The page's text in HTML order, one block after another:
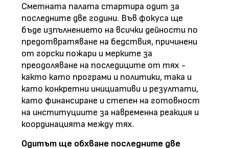
Сметната палата стартира одит за
последните две години. Във фокуса ще
бъде изпълнението на всички дейности по
предотвратяване на бедствия, причинени
от горски пожари и мерките за
преодоляване на последиците от тях -
както като програми и политики, така и
като конкретни инициативи и резултати,
като финансиране и степен на готовност
на институциите за навременна реакция и
координацията между тях.
Одитът ще обхване последните две